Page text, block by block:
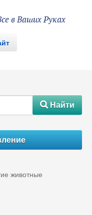
в Ваших Руках
#Найти
животные